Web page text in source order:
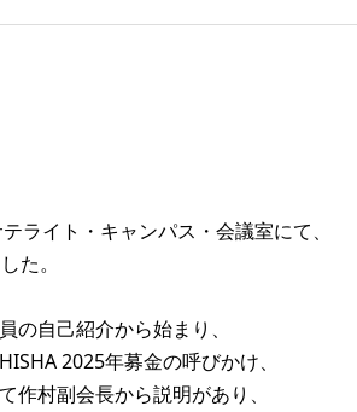
ライト・キャンパス・会議室にて、
た。
自己紹介から始まり、
2025年募金の呼びかけ、
村副会長から説明があり、